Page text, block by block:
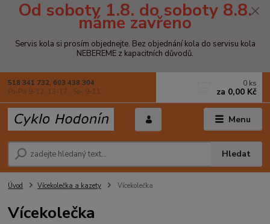
Od soboty 1.8. do soboty 8.8.
máme zavřeno
Servis kola si prosím objednejte. Bez objednání kola do servisu kola
NEBEREME z kapacitních důvodů.
Menu
Hledat
518 341 732, 603 438 304
Po-Pá 9-12, 13-17 ; So- 9-11
0 ks
za 0,00 Kč
Úvod Vícekolečka a kazety Vícekolečka
Vícekolečka